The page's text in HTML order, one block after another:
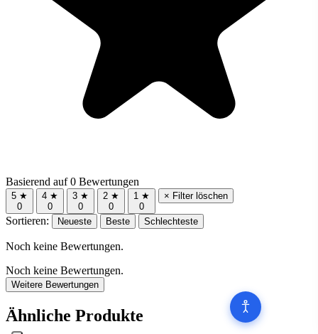
Basierend auf 0 Bewertungen
5 ★
0
4 ★
0
3 ★
0
2 ★
0
1 ★
0
× Filter löschen
Sortieren: Neueste Beste Schlechteste
Noch keine Bewertungen.
Noch keine Bewertungen.
Weitere Bewertungen
Ähnliche Produkte